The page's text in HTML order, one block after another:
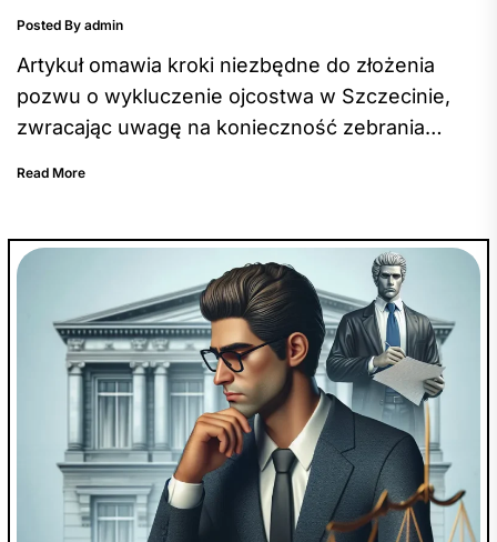
Posted By admin
Artykuł omawia kroki niezbędne do złożenia
pozwu o wykluczenie ojcostwa w Szczecinie,
zwracając uwagę na konieczność zebrania
aktywnego uczestnictwa w postępowaniu, a
także konieczność otrzymania decyzji sądu.
Artykuł zachęca do zgłębienia tematu i udziela
wskazówek, aby czytelnik mógł lepiej zrozumieć
proces prawny i być przygotowanym na każdy
etap. Zachęcamy do przeczytania artykułu w
celu uzyskania pełnej wiedzy na temat kroków
procesu wykluczenia ojcostwa oraz skutecznej
realizacji zamierzonego celu.
Read More